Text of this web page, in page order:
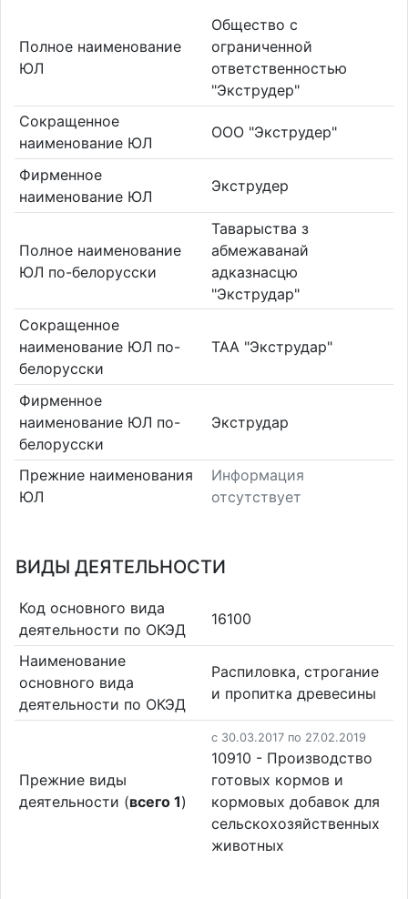
Полное наименование
ЮЛ
Общество с
ограниченной
ответственностью
"Экструдер"
Сокращенное
наименование ЮЛ
ООО "Экструдер"
Фирменное
наименование ЮЛ
Экструдер
Полное наименование
ЮЛ по-белорусски
Таварыства з
абмежаванай
адказнасцю
"Экструдар"
Сокращенное
наименование ЮЛ по-
белорусски
ТАА "Экструдар"
Фирменное
наименование ЮЛ по-
белорусски
Экструдар
Прежние наименования
ЮЛ
Информация
отсутствует
ВИДЫ ДЕЯТЕЛЬНОСТИ
Код основного вида
деятельности по ОКЭД
16100
Наименование
основного вида
деятельности по ОКЭД
Распиловка, строгание
и пропитка древесины
Прежние виды
деятельности (всего 1)
c 30.03.2017 по 27.02.2019
10910 - Производство
готовых кормов и
кормовых добавок для
сельскохозяйственных
животных